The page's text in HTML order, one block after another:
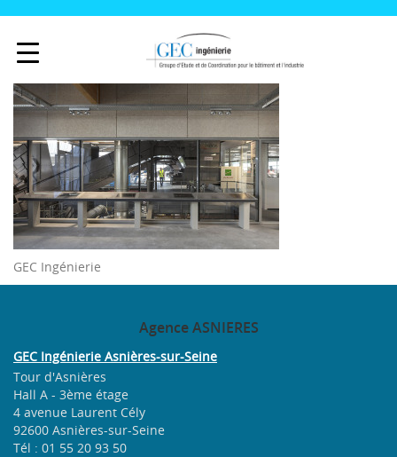
GEC Ingénierie
AgenceASNIERES
GEC Ingénierie Asnières-sur-Seine
Tour d'Asnières
Hall A - 3ème étage
4 avenue Laurent Cély
92600 Asnières-sur-Seine
Tél : 01 55 20 93 50